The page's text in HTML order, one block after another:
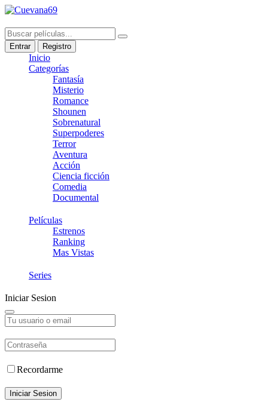
Entrar Registro
Inicio
Categorías
Fantasía
Misterio
Romance
Shounen
Sobrenatural
Superpoderes
Terror
Aventura
Acción
Ciencia ficción
Comedia
Documental
Películas
Estrenos
Ranking
Mas Vistas
Series
Iniciar Sesion
Recordarme
Iniciar Sesion